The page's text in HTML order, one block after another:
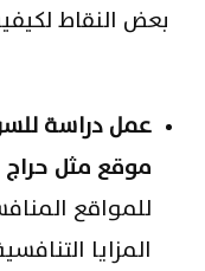
بعض النقاط
عمل دراسة
موقع مثل حراج
للمواقع
المزايا